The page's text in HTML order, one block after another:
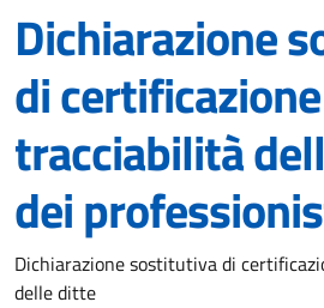
Dichiarazione
di
tracciabilità
dei
Dettagli del
Dichiarazione sostitutiva di
delle ditte